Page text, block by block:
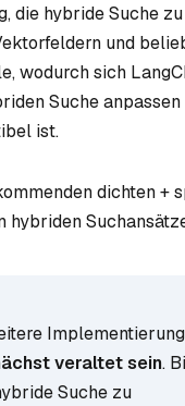
die hybride Suche zu
und
wodurch sich
Suche
ist.
dichten +
veraltet sein.
Suche zu